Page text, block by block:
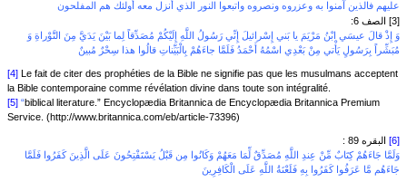
عليهم فالذين آمنوا به وعزروه ونصروه واتبعوا النور الذي أنزل معه أولئك هم المفلحون
[3]
الصف 6:
وَ إِذْ قالَ عيسَي ابْنُ مَرْيَمَ يا بَني‏ إِسْرائيلَ إِنِّي رَسُولُ اللَّهِ إِلَيْکُمْ مُصَدِّقاً لِما بَيْنَ يَدَيَّ مِنَ التَّوْراةِ وَ
مُبَشِّراً بِرَسُولٍ يَأْتي‏ مِنْ بَعْدِي اسْمُهُ أَحْمَدُ فَلَمَّا جاءَهُمْ بِالْبَيِّناتِ قالُوا هذا سِحْرٌ مُبينٌ
[4] Le fait de citer des prophéties de la Bible ne signifie pas que les musulmans acceptent
la Bible contemporaine comme révélation divine dans toute son intégralité.
[5] “biblical literature.” Encyclopædia Britannica de Encyclopædia Britannica Premium
Service. (http://www.britannica.com/eb/article-73396)
[6]
البقره 89 :
وَلَمَّا جَاءَهُمْ كِتَابٌ مِّنْ عِندِ اللَّهِ مُصَدِّقٌ لِّمَا مَعَهُمْ وَكَانُوا مِن قَبْلُ يَسْتَفْتِحُونَ عَلَى الَّذِينَ كَفَرُوا فَلَمَّا
جَاءَهُم مَّا عَرَفُوا كَفَرُوا بِهِ فَلَعْنَةُ اللَّهِ عَلَى الْكَافِرِينَ